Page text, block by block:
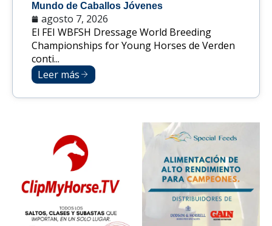
Mundo de Caballos Jóvenes
agosto 7, 2026
El FEI WBFSH Dressage World Breeding
Championships for Young Horses de Verden
conti...
Leer más